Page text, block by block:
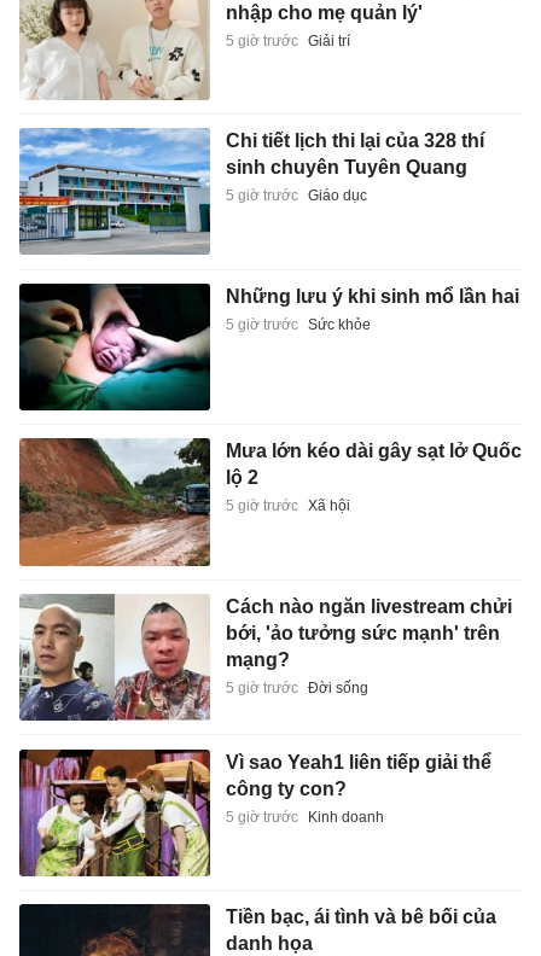
nhập cho mẹ quản lý'
5 giờ trước Giải trí
Chi tiết lịch thi lại của 328 thí
sinh chuyên Tuyên Quang
5 giờ trước Giáo dục
Những lưu ý khi sinh mổ lần hai
5 giờ trước Sức khỏe
Mưa lớn kéo dài gây sạt lở Quốc
lộ 2
5 giờ trước Xã hội
Cách nào ngăn livestream chửi
bới, 'ảo tưởng sức mạnh' trên
mạng?
5 giờ trước Đời sống
Vì sao Yeah1 liên tiếp giải thể
công ty con?
5 giờ trước Kinh doanh
Tiền bạc, ái tình và bê bối của
danh họa